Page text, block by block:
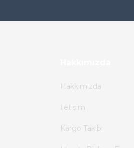
sürecinden
geçti.
Hakkımızda
İletişim
Kargo Takibi